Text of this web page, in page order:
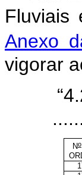
Fluviais
Anexo
vigorar
No